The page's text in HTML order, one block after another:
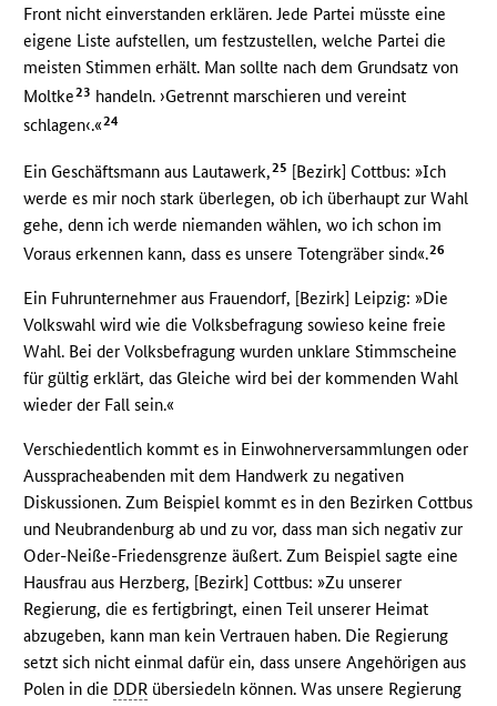
Front nicht einverstanden erklären. Jede Partei müsste eine
eigene Liste aufstellen, um festzustellen, welche Partei die
meisten Stimmen erhält. Man sollte nach dem Grundsatz von
Moltke23 handeln. ›Getrennt marschieren und vereint
schlagen‹.«24
Ein Geschäftsmann aus Lautawerk,25 [Bezirk] Cottbus: »Ich
werde es mir noch stark überlegen, ob ich überhaupt zur Wahl
gehe, denn ich werde niemanden wählen, wo ich schon im
Voraus erkennen kann, dass es unsere Totengräber sind«.26
Ein Fuhrunternehmer aus Frauendorf, [Bezirk] Leipzig: »Die
Volkswahl wird wie die Volksbefragung sowieso keine freie
Wahl. Bei der Volksbefragung wurden unklare Stimmscheine
für gültig erklärt, das Gleiche wird bei der kommenden Wahl
wieder der Fall sein.«
Verschiedentlich kommt es in Einwohnerversammlungen oder
Ausspracheabenden mit dem Handwerk zu negativen
Diskussionen. Zum Beispiel kommt es in den Bezirken Cottbus
und Neubrandenburg ab und zu vor, dass man sich negativ zur
Oder-Neiße-Friedensgrenze äußert. Zum Beispiel sagte eine
Hausfrau aus Herzberg, [Bezirk] Cottbus: »Zu unserer
Regierung, die es fertigbringt, einen Teil unserer Heimat
abzugeben, kann man kein Vertrauen haben. Die Regierung
setzt sich nicht einmal dafür ein, dass unsere Angehörigen aus
Polen in die DDR übersiedeln können. Was unsere Regierung